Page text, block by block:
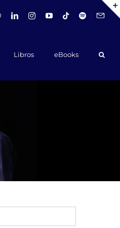
WhatsApp
LinkedInInstagramYouTubeTiktokSpotify
Libros eBooks